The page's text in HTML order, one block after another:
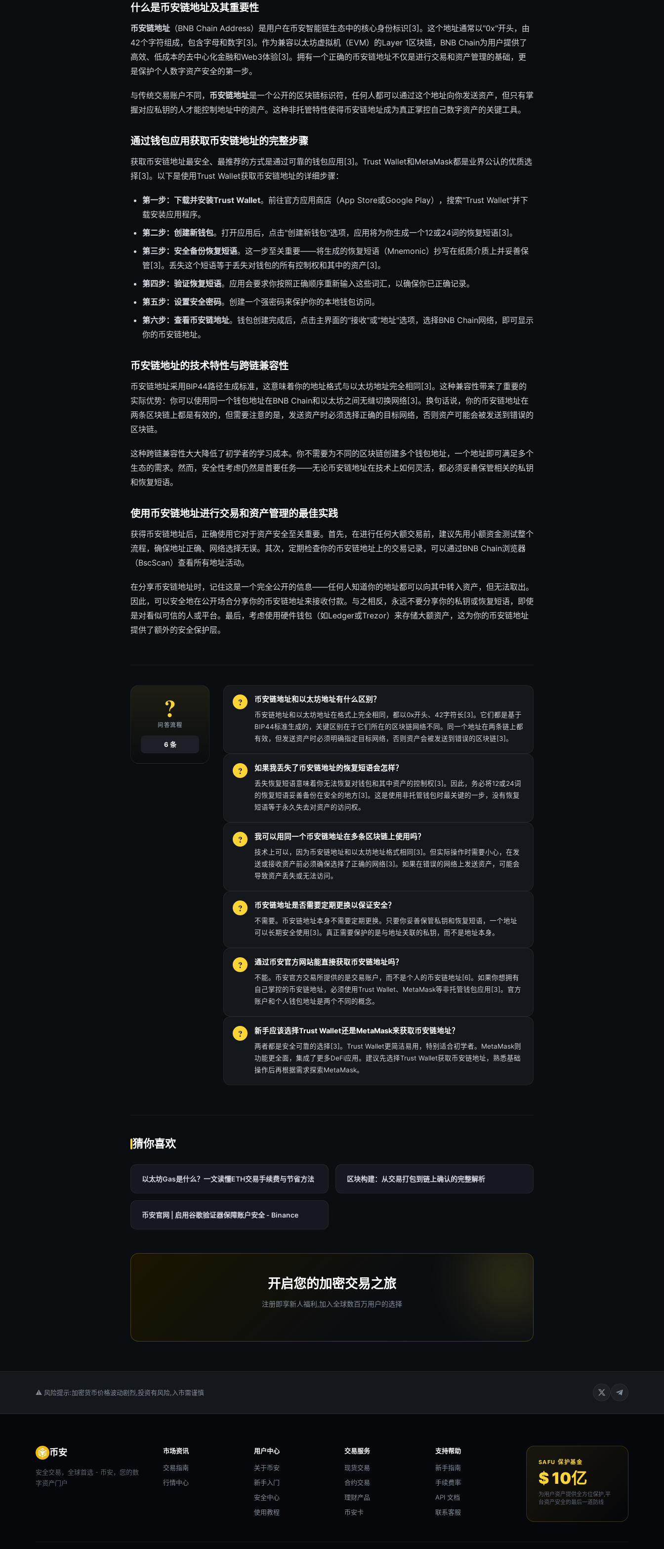
什么是币安链地址及其重要性
币安链地址 （BNB Chain Address）是用户在币安智能链生态中的核心身份标识[3]。这个地址通常以"0x"开头，由
42个字符组成，包含字母和数字[3]。作为兼容以太坊虚拟机（EVM）的Layer 1区块链，BNB Chain为用户提供了
高效、低成本的去中心化金融和Web3体验[3]。拥有一个正确的币安链地址不仅是进行交易和资产管理的基础，更
是保护个人数字资产安全的第一步。
与传统交易账户不同， 币安链地址是一个公开的区块链标识符，任何人都可以通过这个地址向你发送资产，但只有掌
握对应私钥的人才能控制地址中的资产。这种非托管特性使得币安链地址成为真正掌控自己数字资产的关键工具。
通过钱包应用获取币安链地址的完整步骤
获取币安链地址最安全、最推荐的方式是通过可靠的钱包应用[3]。Trust Wallet和MetaMask都是业界公认的优质选
择[3]。以下是使用Trust Wallet获取币安链地址的详细步骤：
第一步：下载并安装Trust Wallet。前往官方应用商店（App Store或Google Play），搜索"Trust Wallet"并下
载安装应用程序。
第二步：创建新钱包。打开应用后，点击"创建新钱包"选项，应用将为你生成一个12或24词的恢复短语[3]。
第三步：安全备份恢复短语。这一步至关重要——将生成的恢复短语（Mnemonic）抄写在纸质介质上并妥善保
管[3]。丢失这个短语等于丢失对钱包的所有控制权和其中的资产[3]。
第四步：验证恢复短语。应用会要求你按照正确顺序重新输入这些词汇，以确保你已正确记录。
第五步：设置安全密码。创建一个强密码来保护你的本地钱包访问。
第六步：查看币安链地址。钱包创建完成后，点击主界面的"接收"或"地址"选项，选择BNB Chain网络，即可显示
你的币安链地址。
币安链地址的技术特性与跨链兼容性
币安链地址采用BIP44路径生成标准，这意味着你的地址格式与以太坊地址完全相同[3]。这种兼容性带来了重要的
实际优势：你可以使用同一个钱包地址在BNB Chain和以太坊之间无缝切换网络[3]。换句话说，你的币安链地址在
两条区块链上都是有效的，但需要注意的是，发送资产时必须选择正确的目标网络，否则资产可能会被发送到错误的
区块链。
这种跨链兼容性大大降低了初学者的学习成本。你不需要为不同的区块链创建多个钱包地址，一个地址即可满足多个
生态的需求。然而，安全性考虑仍然是首要任务——无论币安链地址在技术上如何灵活，都必须妥善保管相关的私钥
和恢复短语。
使用币安链地址进行交易和资产管理的最佳实践
获得币安链地址后，正确使用它对于资产安全至关重要。首先，在进行任何大额交易前，建议先用小额资金测试整个
流程，确保地址正确、网络选择无误。其次，定期检查你的币安链地址上的交易记录，可以通过BNB Chain浏览器
（BscScan）查看所有地址活动。
在分享币安链地址时，记住这是一个完全公开的信息——任何人知道你的地址都可以向其中转入资产，但无法取出。
因此，可以安全地在公开场合分享你的币安链地址来接收付款。与之相反，永远不要分享你的私钥或恢复短语，即使
是对看似可信的人或平台。最后，考虑使用硬件钱包（如Ledger或Trezor）来存储大额资产，这为你的币安链地址
提供了额外的安全保护层。
?
问答流程
6 条
币安链地址和以太坊地址有什么区别？
币安链地址和以太坊地址在格式上完全相同，都以0x开头、42字符长[3]。它们都是基于
BIP44标准生成的，关键区别在于它们所在的区块链网络不同。同一个地址在两条链上都
有效，但发送资产时必须明确指定目标网络，否则资产会被发送到错误的区块链[3]。
如果我丢失了币安链地址的恢复短语会怎样？
丢失恢复短语意味着你无法恢复对钱包和其中资产的控制权[3]。因此，务必将12或24词
的恢复短语妥善备份在安全的地方[3]。这是使用非托管钱包时最关键的一步，没有恢复
短语等于永久失去对资产的访问权。
我可以用同一个币安链地址在多条区块链上使用吗？
技术上可以，因为币安链地址和以太坊地址格式相同[3]。但实际操作时需要小心，在发
送或接收资产前必须确保选择了正确的网络[3]。如果在错误的网络上发送资产，可能会
导致资产丢失或无法访问。
币安链地址是否需要定期更换以保证安全？
不需要。币安链地址本身不需要定期更换。只要你妥善保管私钥和恢复短语，一个地址
可以长期安全使用[3]。真正需要保护的是与地址关联的私钥，而不是地址本身。
通过币安官方网站能直接获取币安链地址吗？
不能。币安官方交易所提供的是交易账户，而不是个人的币安链地址[6]。如果你想拥有
自己掌控的币安链地址，必须使用Trust Wallet、MetaMask等非托管钱包应用[3]。官方
账户和个人钱包地址是两个不同的概念。
新手应该选择Trust Wallet还是MetaMask来获取币安链地址？
两者都是安全可靠的选择[3]。Trust Wallet更简洁易用，特别适合初学者。MetaMask则
功能更全面，集成了更多DeFi应用。建议先选择Trust Wallet获取币安链地址，熟悉基础
操作后再根据需求探索MetaMask。
猜你喜欢
以太坊Gas是什么？一文读懂ETH交易手续费与节省方法 区块构建：从交易打包到链上确认的完整解析
币安官网 | 启用谷歌验证器保障账户安全 - Binance
开启您的加密交易之旅
注册即享新人福利,加入全球数百万用户的选择
⚠ 风险提示:加密货币价格波动剧烈,投资有风险,入市需谨慎
币安
安全交易，全球首选 - 币安，您的数
字资产门户
市场资讯
交易指南
行情中心
用户中心
关于币安
新手入门
安全中心
使用教程
交易服务
现货交易
合约交易
理财产品
币安卡
支持帮助
新手指南
手续费率
API 文档
联系客服
SAFU 保护基金
$ 10亿
为用户资产提供全方位保护,平
台资产安全的最后一道防线